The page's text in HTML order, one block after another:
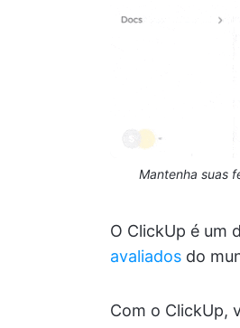
Mantenha suas
O ClickUp é um
avaliados do
Com o ClickUp,